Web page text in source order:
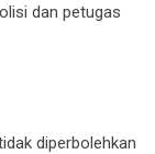
dan petugas
diperbolehkan